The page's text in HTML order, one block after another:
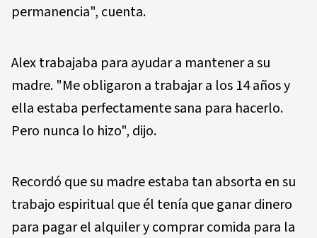
permanencia", cuenta.
Alex trabajaba para ayudar a mantener a su
madre. "Me obligaron a trabajar a los 14 años y
ella estaba perfectamente sana para hacerlo.
Pero nunca lo hizo", dijo.
Recordó que su madre estaba tan absorta en su
trabajo espiritual que él tenía que ganar dinero
para pagar el alquiler y comprar comida para la